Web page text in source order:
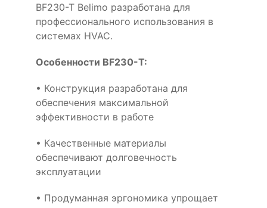
BF230-T Belimo разработана для
профессионального использования в
системах HVAC.
Особенности BF230-T:
• Конструкция разработана для
обеспечения максимальной
эффективности в работе
• Качественные материалы
обеспечивают долговечность
эксплуатации
• Продуманная эргономика упрощает